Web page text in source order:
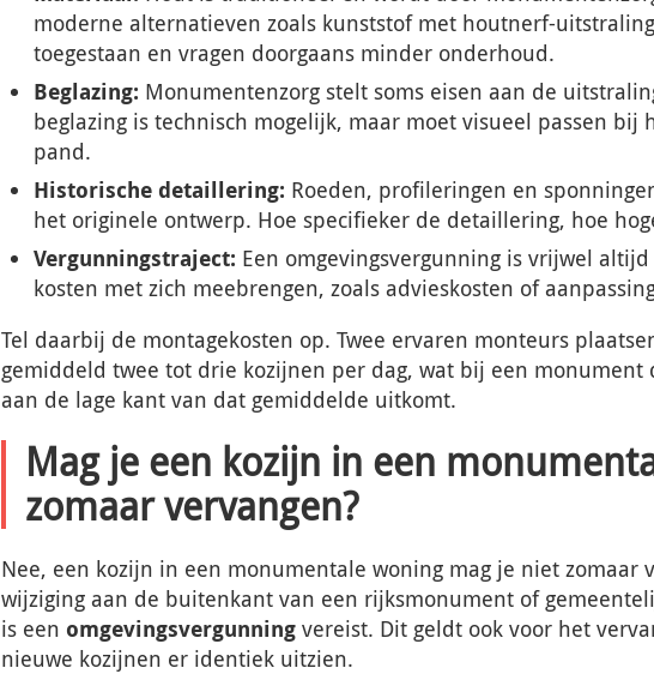
moderne alternatieven zoals kunststof met houtnerf-
toegestaan en vragen doorgaans minder onderhoud.
Beglazing: Monumentenzorg stelt soms eisen aan de
beglazing is technisch mogelijk, maar moet visueel passen bij
pand.
Historische detaillering: Roeden, profileringen en
het originele ontwerp. Hoe specifieker de detaillering, hoe
Vergunningstraject: Een omgevingsvergunning is vrijwel
kosten met zich meebrengen, zoals advieskosten of
Tel daarbij de montagekosten op. Twee ervaren monteurs
gemiddeld twee tot drie kozijnen per dag, wat bij een monument
aan de lage kant van dat gemiddelde uitkomt.
Mag je een kozijn in een
zomaar vervangen?
Nee, een kozijn in een monumentale woning mag je niet zomaar
wijziging aan de buitenkant van een rijksmonument of
is een omgevingsvergunning vereist. Dit geldt ook voor het
nieuwe kozijnen er identiek uitzien.